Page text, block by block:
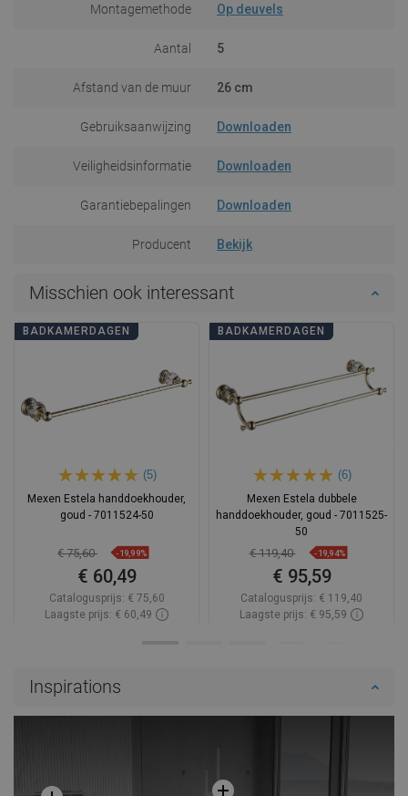
Montagemethode Op deuvels
Aantal 5
Afstand van de muur 26 cm
Gebruiksaanwijzing Downloaden
Veiligheidsinformatie Downloaden
Garantiebepalingen Downloaden
Producent Bekijk
Misschien ook interessant
BADKAMERDAGEN
(5)
Mexen Estela handdoekhouder,
goud - 7011524-50
€ 75,60 -19,99%
€ 60,49
Catalogusprijs: € 75,60
Laagste prijs: € 60,49
BADKAMERDAGEN
(6)
Mexen Estela dubbele
handdoekhouder, goud - 7011525-
50
€ 119,40 -19,94%
€ 95,59
Catalogusprijs: € 119,40
Laagste prijs: € 95,59
Inspirations